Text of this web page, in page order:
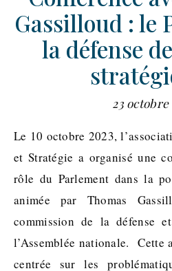
Gassilloud : le
la défense
23 octobre
Le 10 octobre 2023, l’association Sciences Po Défense
et Stratégie a organisé une
rôle du Parlement dans la
animée par Thomas
commission de la défense
l’Assemblée nationale. Cette
centrée sur les